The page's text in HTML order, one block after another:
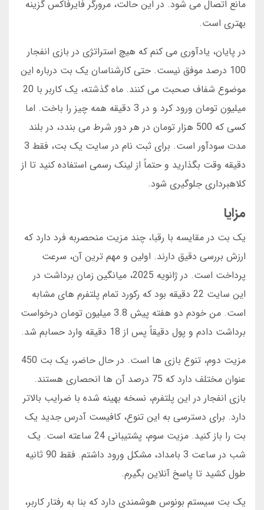
مانع اتصال می شود. در این حالت، مرورگر فایرفاکس گزینه
بهتری است.
در پایان، یادآوری می کنم که هیچ استراتژی در بازی انفجار
100 درصد موفق نیست. حتی کارشناسان یک بت درباره این
موضوع شفاف صحبت می کنند. ماه گذشته، یک کاربر با 20
میلیون تومان ورود کرد و در 3 دقیقه همه چیز را باخت. اما
کسی که 500 هزار تومان در هر دور شرط می بندد، در بلند
مدت سودآور است. برای ثبت نام در سایت یک بت، فقط 3
دقیقه وقت بگذارید و حتماً از لینک رسمی استفاده کنید تا از
کلاهبرداری جلوگیری شود.
مزایا
یک بت در مقایسه با رقبا، چند مزیت منحصربه فرد دارد که
ارزش بررسی دقیق دارند. اولین و مهم ترین آن، سرعت
پرداخت است. در ژانویه 2025، میانگین زمان برداشت در
این سایت 22 دقیقه بود که رکورد تمام پلتفرم های مشابه
است. من خودم دو هفته پیش 3.8 میلیون تومان درخواست
برداشت دادم و پول دقیقاً پس از 18 دقیقه وارد حسابم شد.
مزیت دوم، تنوع بازی ها است. در حال حاضر، یک بت 450
عنوان مختلف دارد که 75 درصد آن ها انحصاری هستند.
بازی انفجار در این پلتفرم، نسخه بهینه شده با ضرایب بالاتر
دارد. برای دسترسی به این تنوع، کافیست آدرس جدید یک
بت را باز کنید. مزیت سوم، پشتیبانی 24 ساعته است. یک
شب در ساعت 3 بامداد، مشکل ورود داشتم. فقط 90 ثانیه
طول کشید تا پاسخ آنلاین بگیرم.
یک بت سیستم بونوس هوشمندی دارد که بنا به رفتار کاربر،